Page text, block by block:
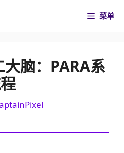
菜单
脑：PARA系